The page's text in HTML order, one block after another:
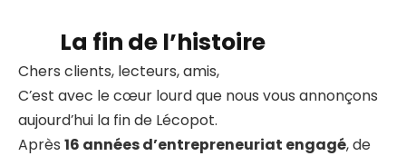
La fin de l’histoire
Chers clients, lecteurs, amis,
C’est avec le cœur lourd que nous vous annonçons
aujourd’hui la fin de Lécopot.
Après 16 années d’entrepreneuriat engagé, de